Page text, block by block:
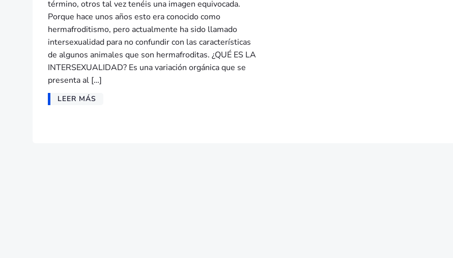
término, otros tal vez tenéis una imagen equivocada.
Porque hace unos años esto era conocido como
hermafroditismo, pero actualmente ha sido llamado
intersexualidad para no confundir con las características
de algunos animales que son hermafroditas. ¿QUÉ ES LA
INTERSEXUALIDAD? Es una variación orgánica que se
presenta al […]
LEER MÁS